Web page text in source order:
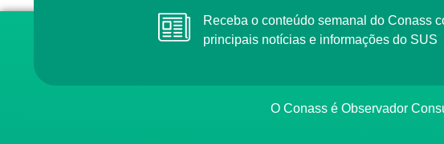
Receba o conteúdo semanal do Conass com as
principais notícias e informações do SUS
O Conass é Observador